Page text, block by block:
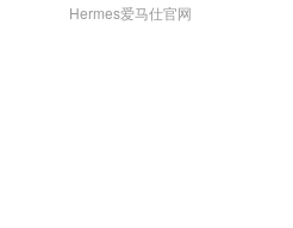
Hermes爱马仕官网